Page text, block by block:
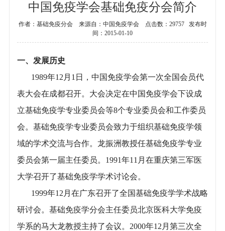
当前位置： 首页 > 组织机构 > 专业分会
中国免疫学会基础免疫分会简介
作者：基础免疫分会 来源自：中国免疫学会 点击数：29757 发布时
间：2015-01-10
一、发展历史
1989年12月1日，中国免疫学会第一次全国会员代
表大会在成都召开。大会决定在中国免疫学会下设成
立基础免疫学专业委员会等8个专业委员会和工作委员
会。基础免疫学专业委员会致力于组织基础免疫学领
域的学术交流与合作。龙振洲教授任基础免疫学专业
委员会第一届主任委员。1991年11月在重庆第三军医
大学召开了基础免疫学学术讨论会。
1999年12月在广东召开了全国基础免疫学学术战略
研讨会。基础免疫学分会主任委员北京医科大学免疫
学系的马大龙教授主持了会议。2000年12月第三次全